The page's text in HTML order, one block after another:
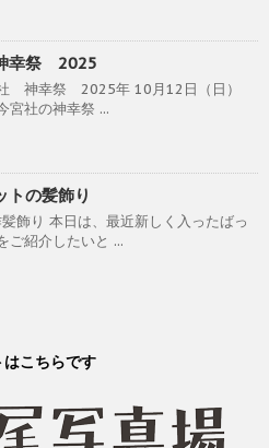
幸祭 2025
神幸祭 2025年 10月12日（日）
宮社の神幸祭 ...
トの髪飾り
飾り 本日は、最近新しく入ったばっ
ご紹介したいと ...
こちらです